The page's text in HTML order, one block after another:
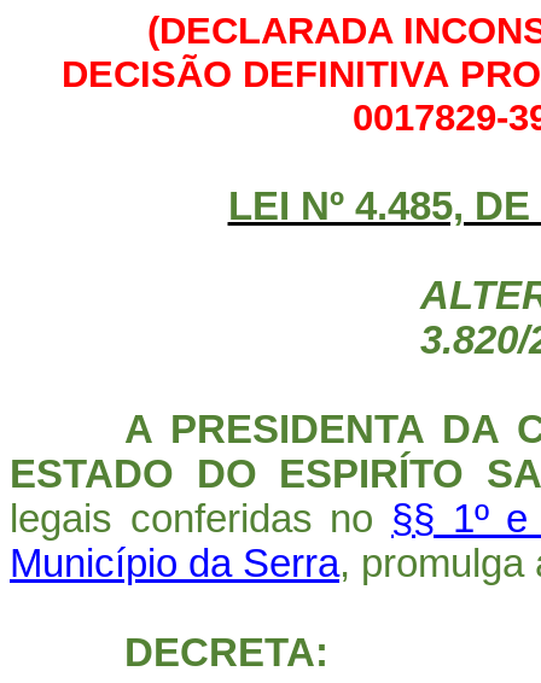
(DECLARADA
DECISÃO DEFINITIVA
0017829-
LEI Nº 4.485,
3.820/
A PRESIDENTA DA
ESTADO DO ESPIRÍTO
legais conferidas no §§ 1º
Município da Serra, promulga
DECRETA: